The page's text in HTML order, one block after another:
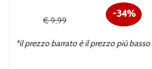
Sconto
34%
€ 9,99
*il prezzo barrato è il prezzo più